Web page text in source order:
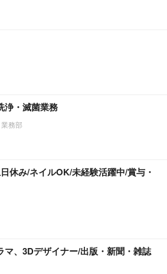
浄・滅菌業務
務部
休み/ネイルOK/未経験活躍中/賞与・
マ、3Dデザイナー/出版・新聞・雑誌